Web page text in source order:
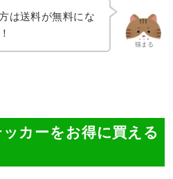
猫まる
は送料が無料にな
カーをお得に買える